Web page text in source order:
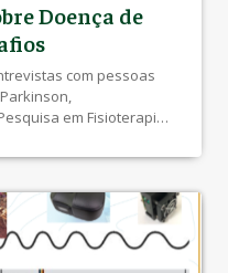
Doença de
com pessoas
em Fisioterapia
de Fisioterapia. A
pelos pacientes e a
[…]